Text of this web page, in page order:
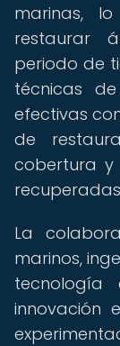
marinas,
restaurar
periodo de
técnicas
efectivas
de
cobertura y
La
marinos,
tecnología
innovación